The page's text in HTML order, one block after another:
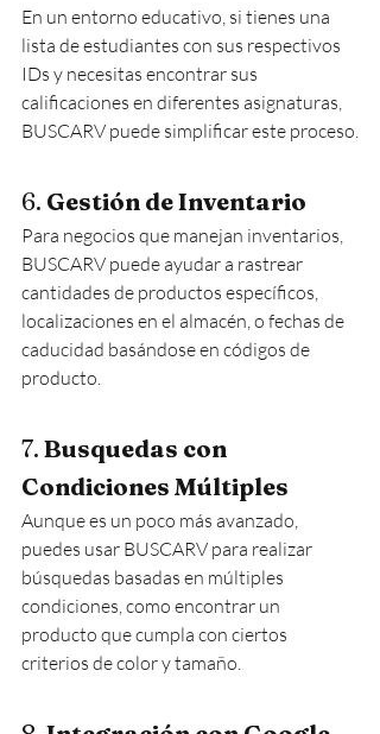
En un entorno educativo, si tienes una
lista de estudiantes con sus respectivos
IDs y necesitas encontrar sus
calificaciones en diferentes asignaturas,
BUSCARV puede simplificar este proceso.
6. Gestión de Inventario
Para negocios que manejan inventarios,
BUSCARV puede ayudar a rastrear
cantidades de productos específicos,
localizaciones en el almacén, o fechas de
caducidad basándose en códigos de
producto.
7. Busquedas con
Condiciones Múltiples
Aunque es un poco más avanzado,
puedes usar BUSCARV para realizar
búsquedas basadas en múltiples
condiciones, como encontrar un
producto que cumpla con ciertos
criterios de color y tamaño.